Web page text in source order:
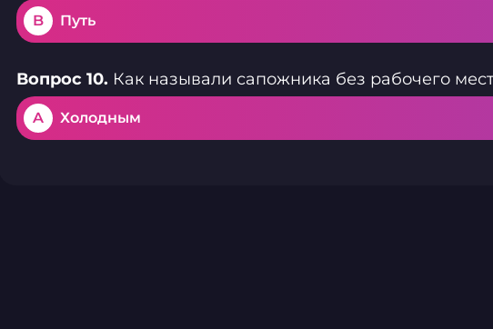
B Путь
Вопрос 10. Как называли сапожника без рабочего
A Холодным